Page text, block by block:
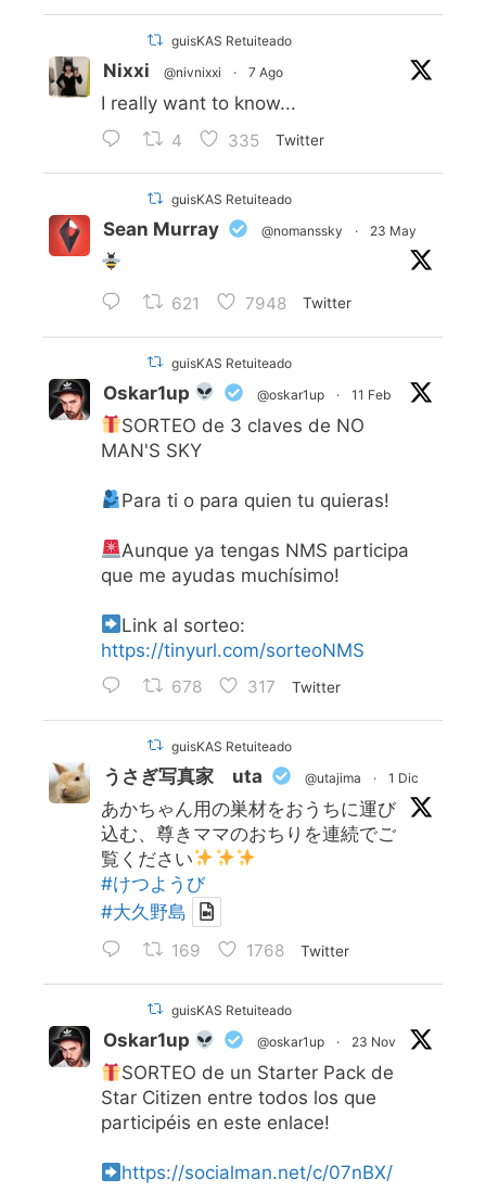
guisKAS Retuiteado
Nixxi @nivnixxi · 7 Ago
I really want to know...
4 335 Twitter
guisKAS Retuiteado
Sean Murray @nomanssky · 23 May
621 7948 Twitter
guisKAS Retuiteado
Oskar1up @oskar1up · 11 Feb
SORTEO de 3 claves de NO
MAN'S SKY
Para ti o para quien tu quieras!
Aunque ya tengas NMS participa
que me ayudas muchísimo!
Link al sorteo:
https://tinyurl.com/sorteoNMS
678 317 Twitter
guisKAS Retuiteado
うさぎ写真家 uta @utajima · 1 Dic
あかちゃん用の巣材をおうちに運び
込む、尊きママのおちりを連続でご
覧ください
#けつようび
#大久野島
169 1768 Twitter
guisKAS Retuiteado
Oskar1up @oskar1up · 23 Nov
SORTEO de un Starter Pack de
Star Citizen entre todos los que
participéis en este enlace!
https://socialman.net/c/07nBX/